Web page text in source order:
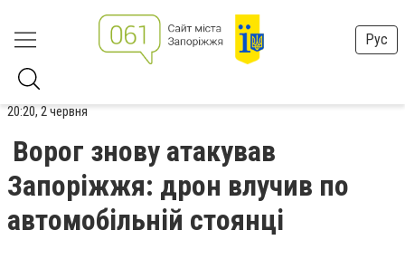
Рус
20:20, 2 червня
Ворог знову атакував
Запоріжжя: дрон влучив по
автомобільній стоянці